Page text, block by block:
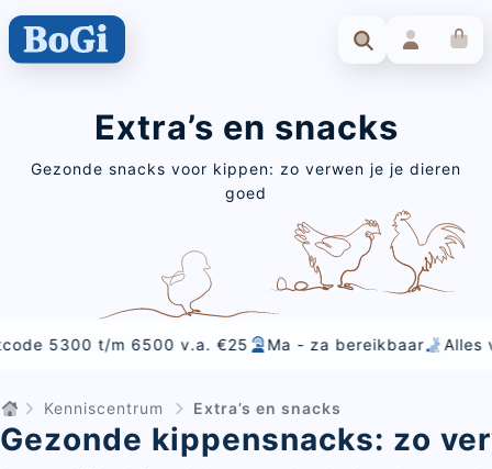
Extra’s en snacks
Gezonde snacks voor kippen: zo verwen je je dieren
goed
m 6500 v.a. €25 Ma - za bereikbaar Alles voor
Kenniscentrum Extra’s en snacks
Gezonde kippensnacks: zo